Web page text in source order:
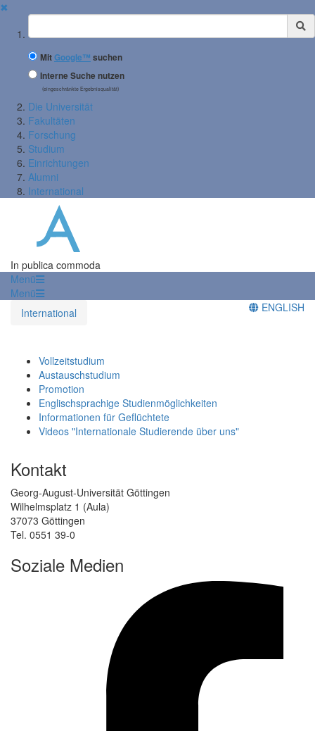
✖
Suchbegriff
MitGoogle™ suchen
Interne Suche nutzen
(eingeschränkte Ergebnisqualität)
Die Universität
Fakultäten
Forschung
Studium
Einrichtungen
Alumni
International
In publica commoda
Menü
Menü
International
ENGLISH
Vollzeitstudium
Austauschstudium
Promotion
Englischsprachige Studienmöglichkeiten
Informationen für Geflüchtete
Videos "Internationale Studierende über uns"
Kontakt
Georg-August-Universität Göttingen
Wilhelmsplatz 1 (Aula)
37073 Göttingen
Tel. 0551 39-0
Soziale Medien